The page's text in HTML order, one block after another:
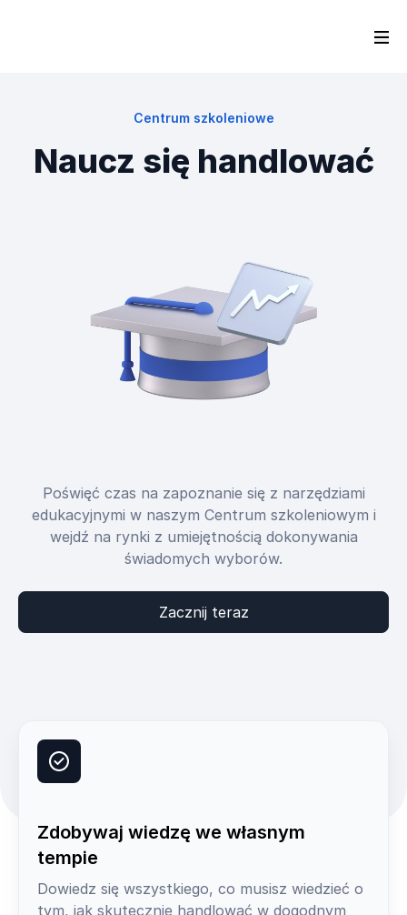
Centrum szkoleniowe
Naucz się handlować
Poświęć czas na zapoznanie się z narzędziami
edukacyjnymi w naszym Centrum szkoleniowym i
wejdź na rynki z umiejętnością dokonywania
świadomych wyborów.
Zacznij teraz
Zdobywaj wiedzę we własnym
tempie
Dowiedz się wszystkiego, co musisz wiedzieć o
tym, jak skutecznie handlować w dogodnym